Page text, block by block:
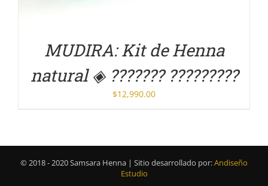
MUDIRA: Kit de Henna
natural ◈ ??????? ?????????
$12,990.00
© 2018 - 2020 Samsara Henna | Sitio desarrollado por:Andiseño
Estudio